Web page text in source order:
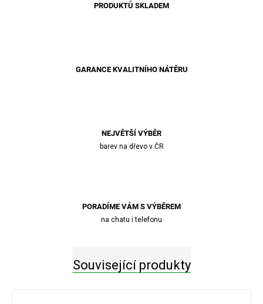
PRODUKTŮ SKLADEM
GARANCE KVALITNÍHO NÁTĚRU
NEJVĚTŠÍ VÝBĚR
barev na dřevo v ČR
PORADÍME VÁM S VÝBĚREM
na chatu i telefonu
Související produkty